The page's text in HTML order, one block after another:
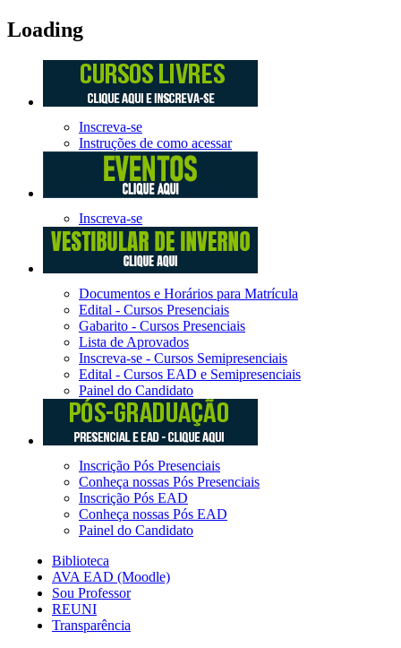
Loading
Inscreva-se
Instruções de como acessar
Inscreva-se
Documentos e Horários para Matrícula
Edital - Cursos Presenciais
Gabarito - Cursos Presenciais
Lista de Aprovados
Inscreva-se - Cursos Semipresenciais
Edital - Cursos EAD e Semipresenciais
Painel do Candidato
Inscrição Pós Presenciais
Conheça nossas Pós Presenciais
Inscrição Pós EAD
Conheça nossas Pós EAD
Painel do Candidato
Biblioteca
AVA EAD (Moodle)
Sou Professor
REUNI
Transparência